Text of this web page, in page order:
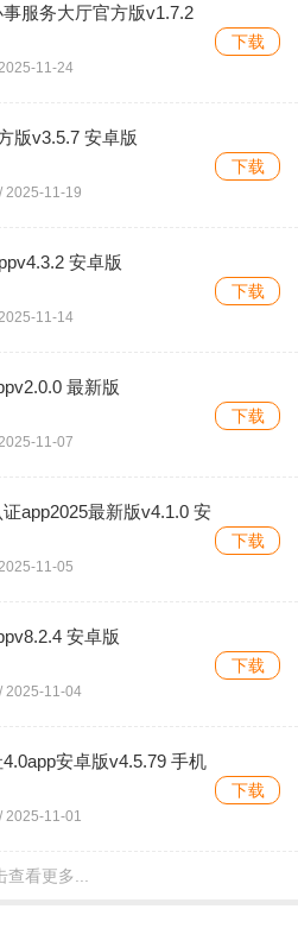
服务大厅官方版v1.7.2
11-24
下载
版v3.5.7 安卓版
/ 2025-11-19
下载
安卓版
11-14
下载
最新版
11-07
下载
app2025最新版v4.1.0 安
11-05
下载
安卓版
/ 2025-11-04
下载
安卓版v4.5.79 手机
/ 2025-11-01
下载
v3.3.2 安卓版
查看更多...